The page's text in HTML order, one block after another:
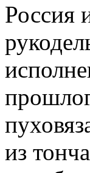
Россия
из